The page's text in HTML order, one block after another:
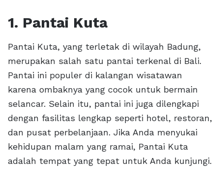
1. Pantai Kuta
Pantai Kuta, yang terletak di wilayah Badung,
merupakan salah satu pantai terkenal di Bali.
Pantai ini populer di kalangan wisatawan
karena ombaknya yang cocok untuk bermain
selancar. Selain itu, pantai ini juga dilengkapi
dengan fasilitas lengkap seperti hotel, restoran,
dan pusat perbelanjaan. Jika Anda menyukai
kehidupan malam yang ramai, Pantai Kuta
adalah tempat yang tepat untuk Anda kunjungi.